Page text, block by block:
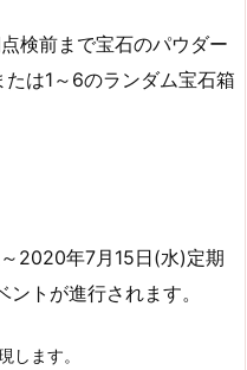
検前まで宝石のパウダー
は1～6のランダム宝石箱
2020年7月15日(水)定期
トが進行されます。
します。